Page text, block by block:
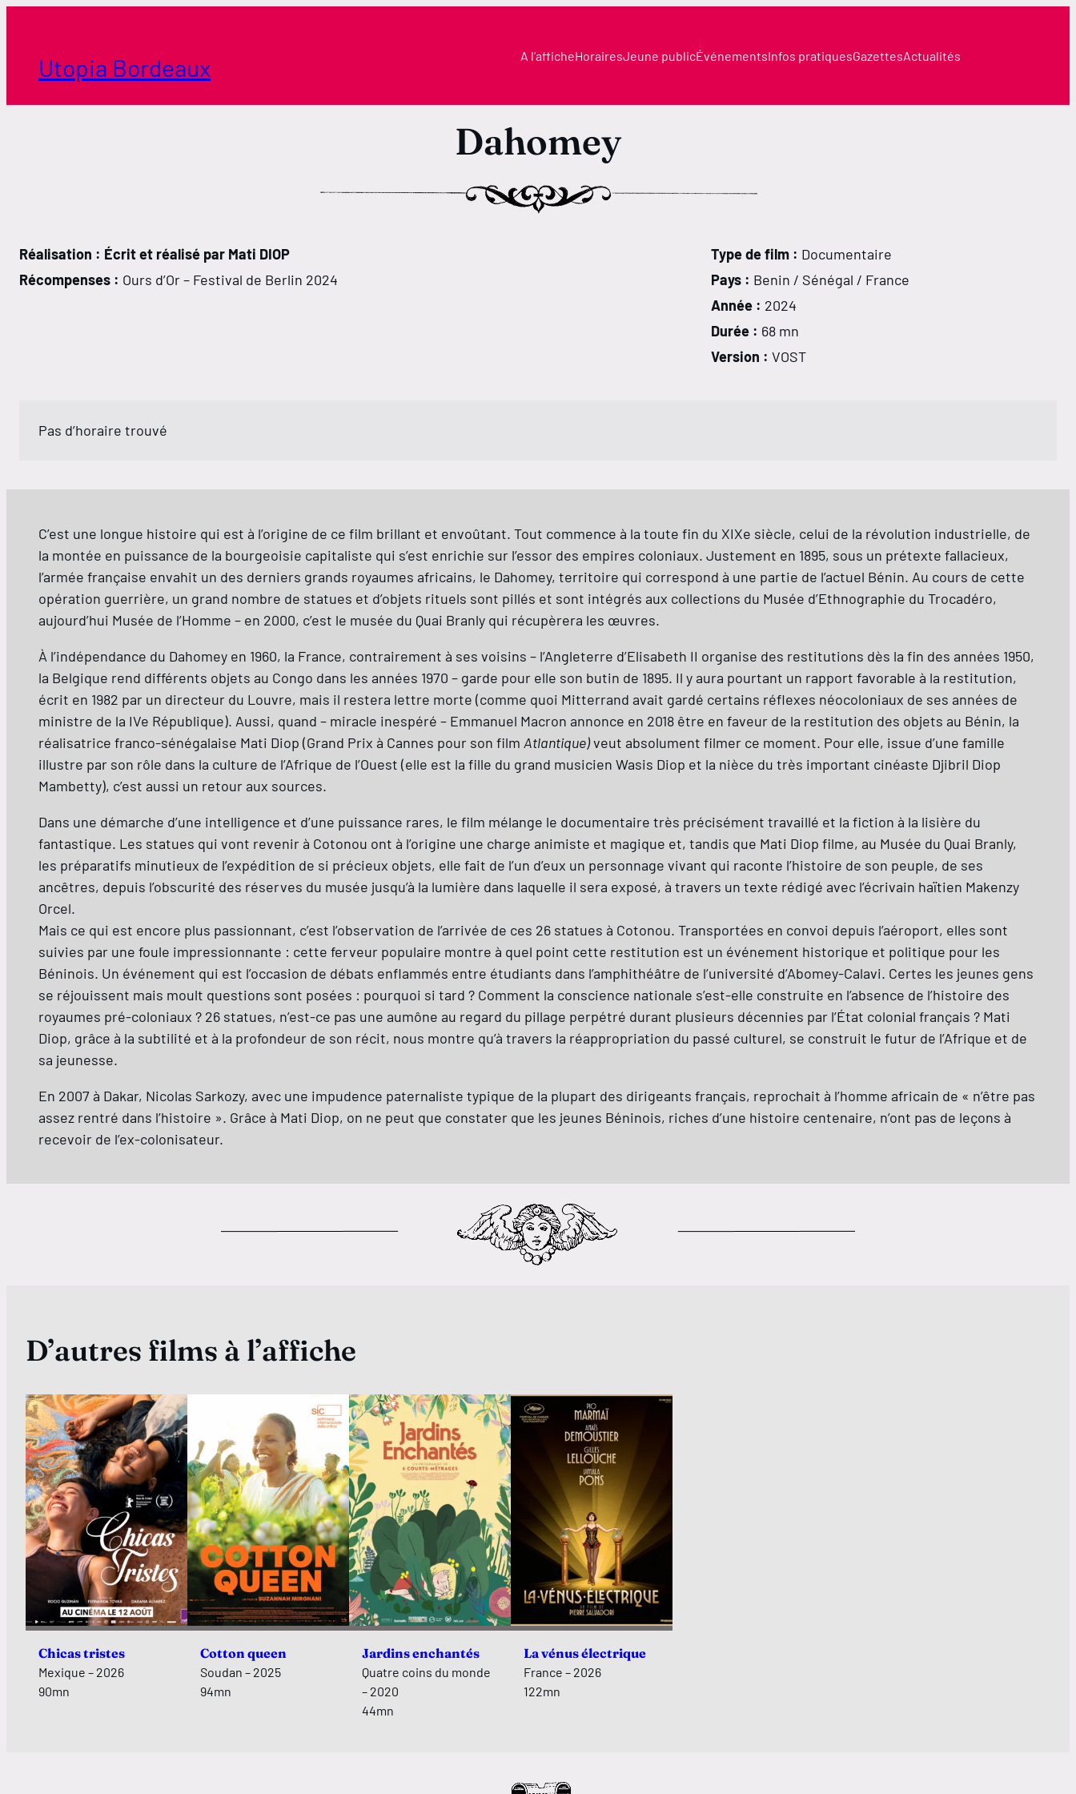
contenuUtopia Bordeaux A l’afficheHorairesJeune publicÉvénementsInfos pratiquesGazettesActualités
​​​​​​​Dahomey
Réalisation : Écrit et réalisé par Mati DIOP
Récompenses : Ours d’Or – Festival de Berlin 2024
Type de film : Documentaire
Pays : Benin / Sénégal / France
Année : 2024
Durée : 68 mn
Version : VOST
Pas d’horaire trouvé
C’est une longue histoire qui est à l’origine de ce film brillant et envoûtant. Tout commence à la toute fin du XIXe siècle, celui de la révolution industrielle, de
la montée en puissance de la bourgeoisie capitaliste qui s’est enrichie sur l’essor des empires coloniaux. Justement en 1895, sous un prétexte fallacieux,
l’armée française envahit un des derniers grands royaumes africains, le Dahomey, territoire qui correspond à une partie de l’actuel Bénin. Au cours de cette
opération guerrière, un grand nombre de statues et d’objets rituels sont pillés et sont intégrés aux collections du Musée d’Ethnographie du Trocadéro,
aujourd’hui Musée de l’Homme – en 2000, c’est le musée du Quai Branly qui récupèrera les œuvres.
À l’indépendance du Dahomey en 1960, la France, contrairement à ses voisins – l’Angleterre d’Elisabeth II organise des restitutions dès la fin des années 1950,
la Belgique rend différents objets au Congo dans les années 1970 – garde pour elle son butin de 1895. Il y aura pourtant un rapport favorable à la restitution,
écrit en 1982 par un directeur du Louvre, mais il restera lettre morte (comme quoi Mitterrand avait gardé certains réflexes néocoloniaux de ses années de
ministre de la IVe République). Aussi, quand – miracle inespéré – Emmanuel Macron annonce en 2018 être en faveur de la restitution des objets au Bénin, la
réalisatrice franco-sénégalaise Mati Diop (Grand Prix à Cannes pour son film Atlantique)veut absolument filmer ce moment. Pour elle, issue d’une famille
illustre par son rôle dans la culture de l’Afrique de l’Ouest (elle est la fille du grand musicien Wasis Diop et la nièce du très important cinéaste Djibril Diop
Mambetty), c’est aussi un retour aux sources.
Dans une démarche d’une intelligence et d’une puissance rares, le film mélange le documentaire très précisément travaillé et la fiction à la lisière du
fantastique. Les statues qui vont revenir à Cotonou ont à l’origine une charge animiste et magique et, tandis que Mati Diop filme, au Musée du Quai Branly,
les préparatifs minutieux de l’expédition de si précieux objets, elle fait de l’un d’eux un personnage vivant qui raconte l’histoire de son peuple, de ses
ancêtres, depuis l’obscurité des réserves du musée jusqu’à la lumière dans laquelle il sera exposé, à travers un texte rédigé avec l’écrivain haïtien Makenzy
Orcel.
Mais ce qui est encore plus passionnant, c’est l’observation de l’arrivée de ces 26 statues à Cotonou. Transportées en convoi depuis l’aéroport, elles sont
suivies par une foule impressionnante : cette ferveur populaire montre à quel point cette restitution est un événement historique et politique pour les
Béninois. Un événement qui est l’occasion de débats enflammés entre étudiants dans l’amphithéâtre de l’université d’Abomey-Calavi. Certes les jeunes gens
se réjouissent mais moult questions sont posées : pourquoi si tard ? Comment la conscience nationale s’est-elle construite en l’absence de l’histoire des
royaumes pré-coloniaux ? 26 statues, n’est-ce pas une aumône au regard du pillage perpétré durant plusieurs décennies par l’État colonial français ? Mati
Diop, grâce à la subtilité et à la profondeur de son récit, nous montre qu’à travers la réappropriation du passé culturel, se construit le futur de l’Afrique et de
sa jeunesse.
En 2007 à Dakar, Nicolas Sarkozy, avec une impudence paternaliste typique de la plupart des dirigeants français, reprochait à l’homme africain de « n’être pas
assez rentré dans l’histoire ». Grâce à Mati Diop, on ne peut que constater que les jeunes Béninois, riches d’une histoire centenaire, n’ont pas de leçons à
recevoir de l’ex-colonisateur.
D’autres films à l’affiche
Chicas tristes
Mexique – 2026
90mn
Cotton queen
Soudan – 2025
94mn
Jardins enchantés
Quatre coins du monde
– 2020
44mn
La vénus électrique
France – 2026
122mn